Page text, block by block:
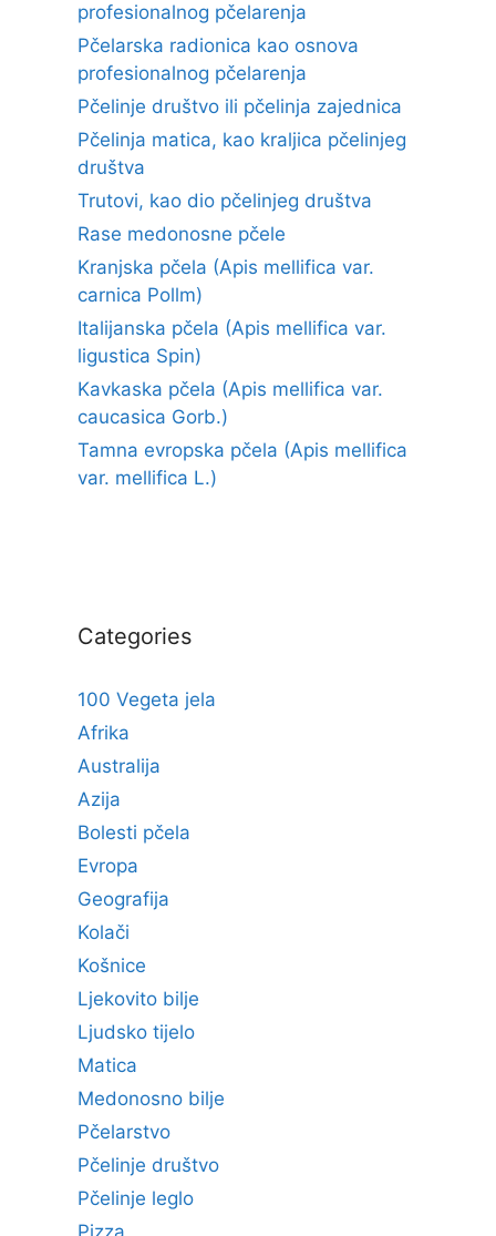
profesionalnog pčelarenja
Pčelarska radionica kao osnova
profesionalnog pčelarenja
Pčelinje društvo ili pčelinja zajednica
Pčelinja matica, kao kraljica pčelinjeg
društva
Trutovi, kao dio pčelinjeg društva
Rase medonosne pčele
Kranjska pčela (Apis mellifica var.
carnica Pollm)
Italijanska pčela (Apis mellifica var.
ligustica Spin)
Kavkaska pčela (Apis mellifica var.
caucasica Gorb.)
Tamna evropska pčela (Apis mellifica
var. mellifica L.)
Categories
100 Vegeta jela
Afrika
Australija
Azija
Bolesti pčela
Evropa
Geografija
Kolači
Košnice
Ljekovito bilje
Ljudsko tijelo
Matica
Medonosno bilje
Pčelarstvo
Pčelinje društvo
Pčelinje leglo
Pizza